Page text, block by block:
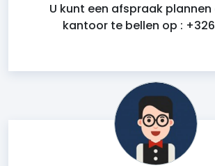
U kunt een afspraak
kantoor te bellen op :